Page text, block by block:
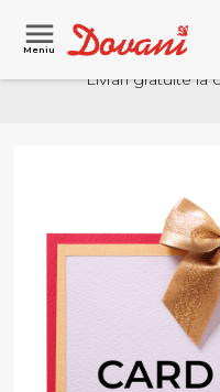
Meniu
Livrari gratuite la